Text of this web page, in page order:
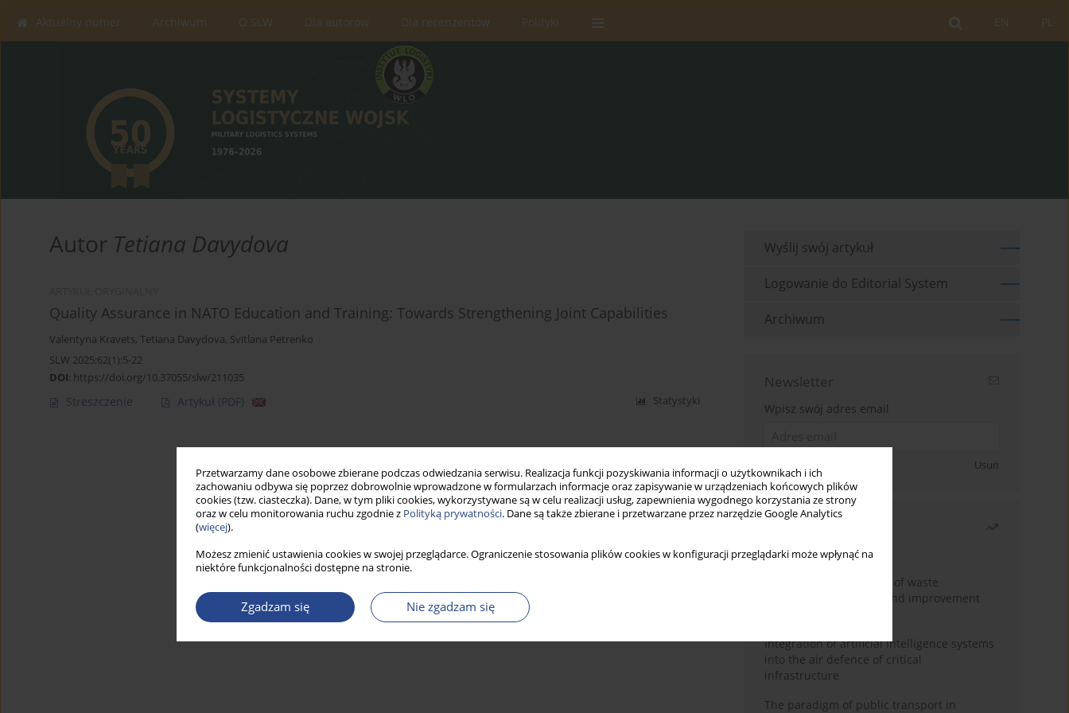
Przetwarzamy dane osobowe zbierane podczas odwiedzania serwisu. Realizacja funkcji pozyskiwania informacji o użytkownikach i ich
zachowaniu odbywa się poprzez dobrowolnie wprowadzone w formularzach informacje oraz zapisywanie w urządzeniach końcowych plików
cookies (tzw. ciasteczka). Dane, w tym pliki cookies, wykorzystywane są w celu realizacji usług, zapewnienia wygodnego korzystania ze strony
oraz w celu monitorowania ruchu zgodnie z Polityką prywatności. Dane są także zbierane i przetwarzane przez narzędzie Google Analytics
(więcej).
Możesz zmienić ustawienia cookies w swojej przeglądarce. Ograniczenie stosowania plików cookies w konfiguracji przeglądarki może wpłynąć na
niektóre funkcjonalności dostępne na stronie.
Zgadzam się Nie zgadzam się
PL
EN
Aktualny numer Archiwum O SLW Dla autorów Dla recenzentów Polityki
Autor Tetiana Davydova
Quality Assurance in NATO Education and Training: Towards Strengthening Joint Capabilities
Valentyna Kravets, Tetiana Davydova, Svitlana Petrenko
SLW 2025;62(1):5-22
DOI: https://doi.org/10.37055/slw/211035
Streszczenie Artykuł (PDF) Statystyki
Wyślij swój artykuł
Logowanie do Editorial System
Archiwum
Newsletter
Wpisz swój adres email
Usuń
Miesiąc
Rok
Analysis and evaluation of waste
management logistics and improvement
Integration of artificial intelligence systems
into the air defence of critical
infrastructure
The paradigm of public transport in